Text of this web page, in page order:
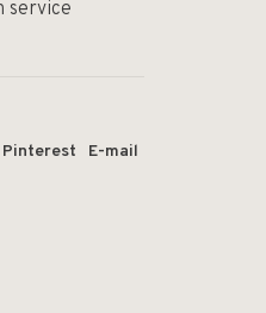
service
Pinterest E-mail